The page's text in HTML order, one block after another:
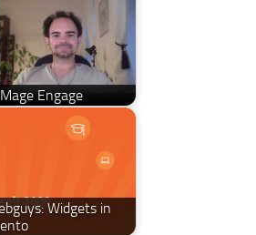
Engage
Widgets in